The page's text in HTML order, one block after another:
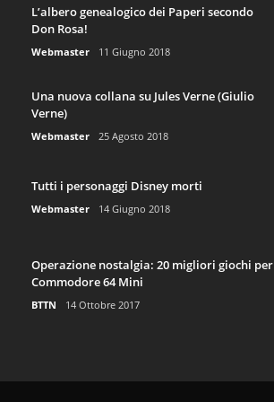
L’albero genealogico dei Paperi secondo
Don Rosa!
Webmaster 11 Giugno 2018
Una nuova collana su Jules Verne (Giulio
Verne)
Webmaster 25 Agosto 2018
Tutti i personaggi Disney morti
Webmaster 14 Giugno 2018
Operazione nostalgia: 20 migliori giochi per
Commodore 64 Mini
BTTN 14 Ottobre 2017